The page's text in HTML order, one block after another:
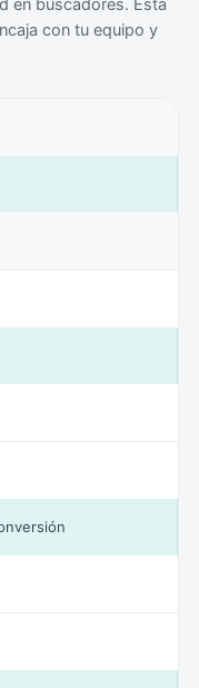
en buscadores. Esta
con tu equipo y